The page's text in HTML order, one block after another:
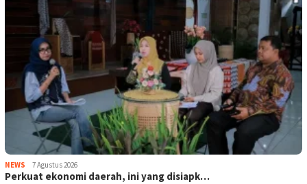
NEWS 7 Agustus 2026
Perkuat ekonomi daerah, ini yang disiapk…